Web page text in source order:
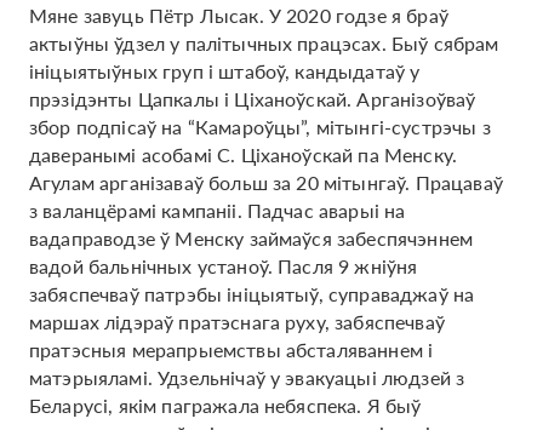
Мяне завуць Пётр Лысак. У 2020 годзе я браў
актыўны ўдзел у палітычных працэсах. Быў сябрам
ініцыятыўных груп і штабоў, кандыдатаў у
прэзідэнты Цапкалы і Ціханоўскай. Арганізоўваў
збор подпісаў на “Камароўцы”, мітынгі-сустрэчы з
даверанымі асобамі С. Ціханоўскай па Менску.
Агулам арганізаваў больш за 20 мітынгаў. Працаваў
з валанцёрамі кампаніі. Падчас аварыі на
вадаправодзе ў Менску займаўся забеспячэннем
вадой бальнічных устаноў. Пасля 9 жніўня
забяспечваў патрэбы ініцыятыў, суправаджаў на
маршах лідэраў пратэснага руху, забяспечваў
пратэсныя мерапрыемствы абсталяваннем і
матэрыяламі. Удзельнічаў у эвакуацыі людзей з
Беларусі, якім пагражала небяспека. Я быў